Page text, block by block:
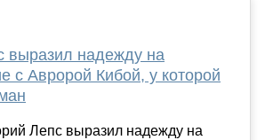
выразил надежду на
с Авророй Кибой, у которой
Лепс выразил надежду на